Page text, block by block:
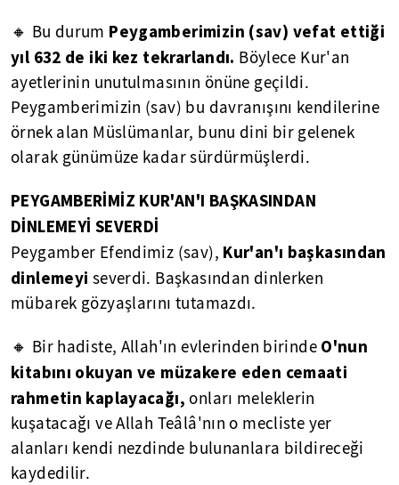
🔸 Bu durum Peygamberimizin (sav) vefat ettiği
yıl 632 de iki kez tekrarlandı. Böylece Kur'an
ayetlerinin unutulmasının önüne geçildi.
Peygamberimizin (sav) bu davranışını kendilerine
örnek alan Müslümanlar, bunu dini bir gelenek
olarak günümüze kadar sürdürmüşlerdi.
PEYGAMBERİMİZ KUR'AN'I BAŞKASINDAN
DİNLEMEYİ SEVERDİ
Peygamber Efendimiz (sav), Kur'an'ı başkasından
dinlemeyi severdi. Başkasından dinlerken
mübarek gözyaşlarını tutamazdı.
🔸 Bir hadiste, Allah'ın evlerinden birinde O'nun
kitabını okuyan ve müzakere eden cemaati
rahmetin kaplayacağı, onları meleklerin
kuşatacağı ve Allah Teâlâ'nın o mecliste yer
alanları kendi nezdinde bulunanlara bildireceği
kaydedilir.